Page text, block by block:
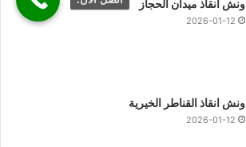
ونش انقاذ ميدان الحجاز
2026-01-12
ونش انقاذ القناطر الخيرية
2026-01-12